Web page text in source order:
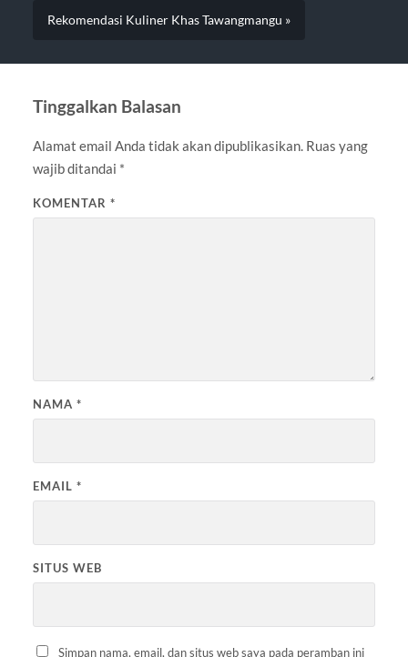
Rekomendasi Kuliner Khas Tawangmangu »
Tinggalkan Balasan
Alamat email Anda tidak akan dipublikasikan. Ruas yang
wajib ditandai *
KOMENTAR *
NAMA *
EMAIL *
SITUS WEB
Simpan nama, email, dan situs web saya pada peramban ini